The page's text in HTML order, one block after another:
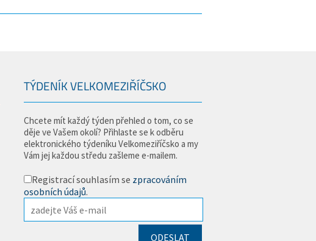
TÝDENÍK VELKOMEZIŘÍČSKO
Chcete mít každý týden přehled o tom, co se
děje ve Vašem okolí? Přihlaste se k odběru
elektronického týdeníku Velkomeziříčsko a my
Vám jej každou středu zašleme e-mailem.
Registrací souhlasím se zpracováním
osobních údajů.